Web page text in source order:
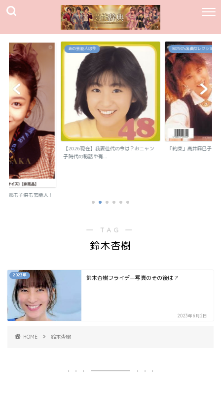
旦那も子供も芸能人！
あの芸能人は今
【2026現在】我妻佳代の今は？おニャン
子時代の秘話や有...
80`90's名曲セレクション
「約束」高井麻巳子
― TAG ―
鈴木杏樹
2023年 鈴木杏樹フライデー写真のその後は？
2023年6月2日
HOME 鈴木杏樹